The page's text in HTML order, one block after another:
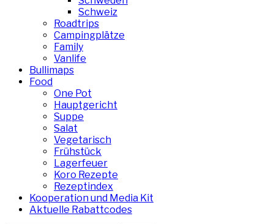
Schweiz
Roadtrips
Campingplätze
Family
Vanlife
Bullimaps
Food
One Pot
Hauptgericht
Suppe
Salat
Vegetarisch
Frühstück
Lagerfeuer
Koro Rezepte
Rezeptindex
Kooperation und Media Kit
Aktuelle Rabattcodes